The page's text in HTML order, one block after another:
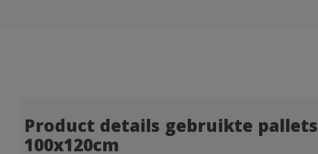
Product details gebruikte pallets
100x120cm